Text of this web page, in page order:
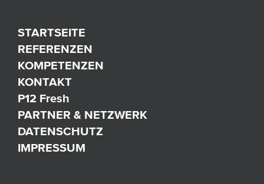
STARTSEITE
REFERENZEN
KOMPETENZEN
KONTAKT
P12 Fresh
PARTNER & NETZWERK
DATENSCHUTZ
IMPRESSUM